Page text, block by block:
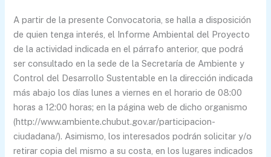
A partir de la presente Convocatoria, se halla a disposición
de quien tenga interés, el Informe Ambiental del Proyecto
de la actividad indicada en el párrafo anterior, que podrá
ser consultado en la sede de la Secretaría de Ambiente y
Control del Desarrollo Sustentable en la dirección indicada
más abajo los días lunes a viernes en el horario de 08:00
horas a 12:00 horas; en la página web de dicho organismo
(http://www.ambiente.chubut.gov.ar/participacion-
ciudadana/). Asimismo, los interesados podrán solicitar y/o
retirar copia del mismo a su costa, en los lugares indicados